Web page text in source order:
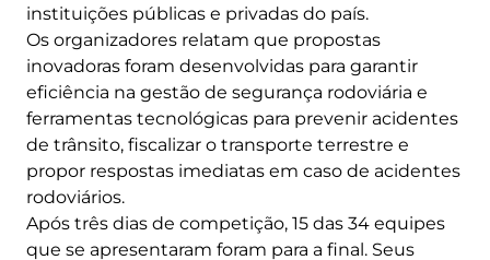
instituições públicas e privadas do país.
Os organizadores relatam que propostas
inovadoras foram desenvolvidas para garantir
eficiência na gestão de segurança rodoviária e
ferramentas tecnológicas para prevenir acidentes
de trânsito, fiscalizar o transporte terrestre e
propor respostas imediatas em caso de acidentes
rodoviários.
Após três dias de competição, 15 das 34 equipes
que se apresentaram foram para a final. Seus